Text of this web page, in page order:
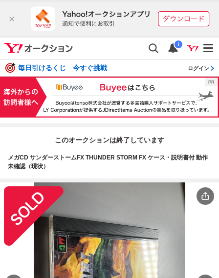
i
毎日引けるくじ 今すぐ挑戦 ログイン
このオークションは終了しています
メガCD サンダーストームFX THUNDER STORM FX ケース・説明書付 動作
未確認（現状）